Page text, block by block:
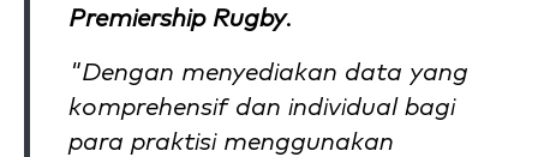
Premiership Rugby.
"Dengan menyediakan data yang
komprehensif dan individual bagi
para praktisi menggunakan